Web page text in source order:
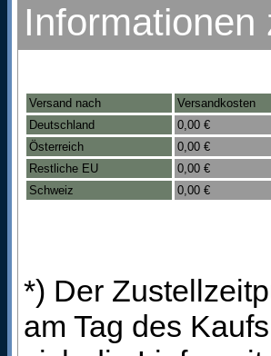
Informationen
Versand nach Versandkosten
Deutschland
0,00 €
Österreich
0,00 €
Restliche EU
0,00 €
Schweiz
0,00 €
*) Der
am Tag des